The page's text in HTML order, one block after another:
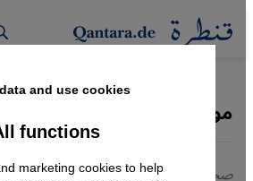
Direkt zum Inhalt springen
مورغان لانكه
صحافية
and use cookies.
functions
marketing cookies to help